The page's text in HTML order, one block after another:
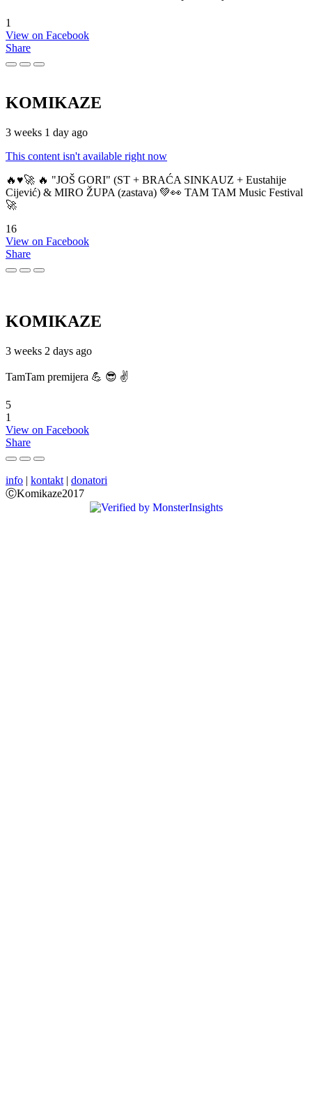
1
View on Facebook
Share
KOMIKAZE
3 weeks 1 day ago
This content isn't available right now
🔥♥️🚀 🔥 "JOŠ GORI" (ST + BRAĆA SINKAUZ + Eustahije
Cijević) & MIRO ŽUPA (zastava) 💚👀 TAM TAM Music Festival
🚀
16
View on Facebook
Share
KOMIKAZE
3 weeks 2 days ago
TamTam premijera 💪 😎 ✌️
5
1
View on Facebook
Share
info | kontakt | donatori
ⒸKomikaze2017